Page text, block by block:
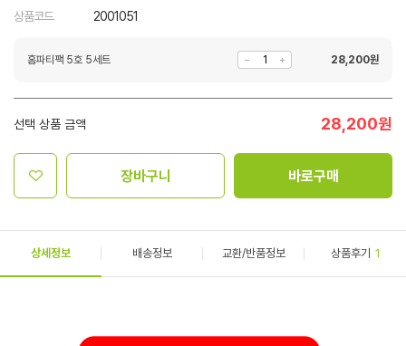
상품코드 2001051
홈파티팩 5호 5세트 28,200원
선택 상품 금액 28,200원
장바구니 바로구매
상세정보 배송정보 교환/반품정보 상품후기 1